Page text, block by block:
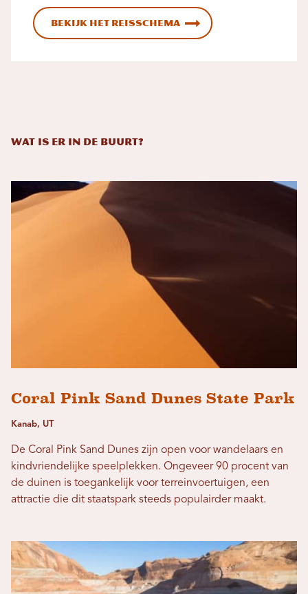
Bekijk het reisschema
Wat is er in de buurt?
Coral Pink Sand Dunes State Park
Kanab, UT
De Coral Pink Sand Dunes zijn open voor wandelaars en
kindvriendelijke speelplekken. Ongeveer 90 procent van
de duinen is toegankelijk voor terreinvoertuigen, een
attractie die dit staatspark steeds populairder maakt.